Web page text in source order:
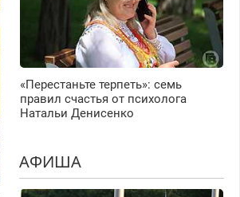
«Перестаньте терпеть»: семь
правил счастья от психолога
Натальи Денисенко
АФИША